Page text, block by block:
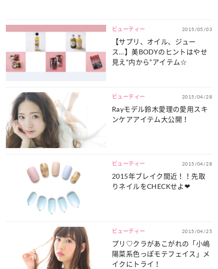
ビューティー 2015/05/03
【サプリ、オイル、ジュー
ス…】美BODYのヒントはやせ
見え“内から”アイテム☆
ビューティー 2015/04/28
Rayモデル鈴木愛理の愛用スキ
ンケアアイテム大公開！
ビューティー 2015/04/28
2015年ブレイク間近！！先取
りネイルをCHECKせよ❤
ビューティー 2015/04/25
プリ♡クラがあこがれの「小嶋
陽菜系色っぽモテフェイス」メ
イクにトライ！